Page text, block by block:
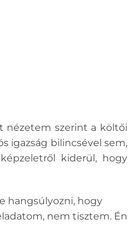
nézetem szerint a költői
igazság bilincsével sem,
kiderül, hogy
hangsúlyozni, hogy
nem tisztem. Én